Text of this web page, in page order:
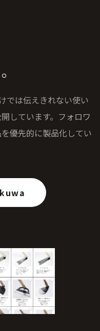
では伝えきれない使い
しています。フォロワ
優先的に製品化してい